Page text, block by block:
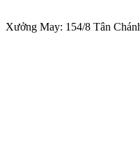
Xưởng May: 154/8 Tân